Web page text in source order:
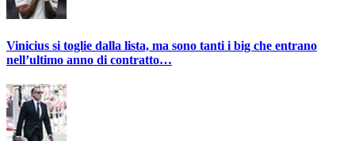
Vinicius si toglie dalla lista, ma sono tanti i big che entrano
nell’ultimo anno di contratto…